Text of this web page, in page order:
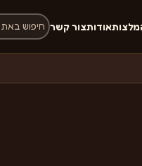
אודותצור קשר